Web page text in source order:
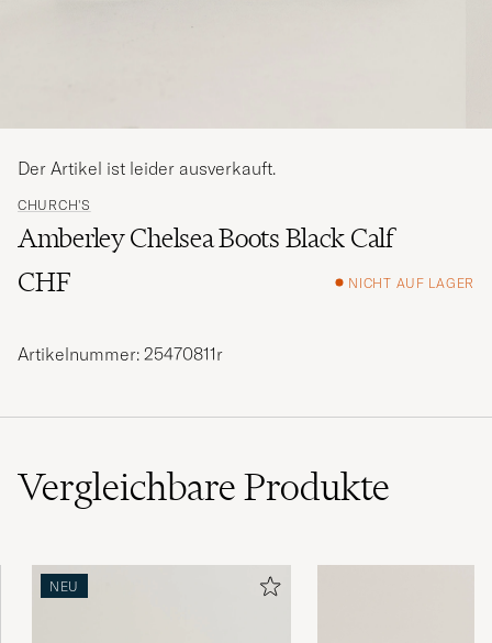
CHURCH'S
Amberley Chelsea Boots Black Calf
CHF
NICHT AUF LAGER
Der Artikel ist leider ausverkauft.
Artikelnummer: 25470811r
VergleichbareProdukte
NEU